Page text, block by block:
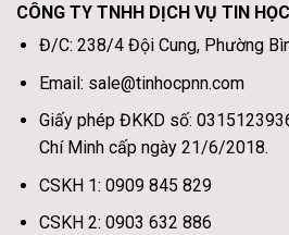
CÔNG TY TNHH DỊCH VỤ TIN
Đ/C: 238/4 Đội Cung, Phường
Email: sale@tinhocpnn.com
Giấy phép ĐKKD số:
Chí Minh cấp ngày 21/6/2018.
CSKH 1: 0909 845 829
CSKH 2: 0903 632 886